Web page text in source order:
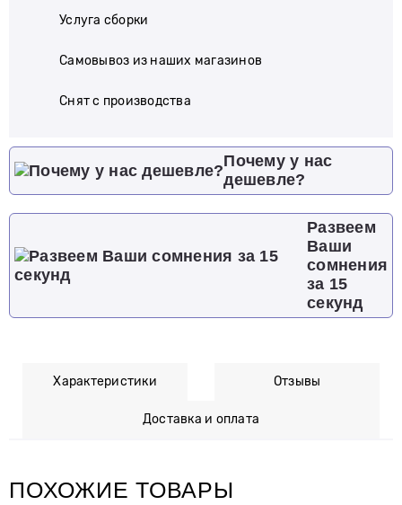
Услуга сборки
Самовывоз из наших магазинов
Cнят с производства
Почему у нас
дешевле?
Развеем
Ваши
сомнения
за 15
секунд
Характеристики Отзывы
Доставка и оплата
ПОХОЖИЕ ТОВАРЫ